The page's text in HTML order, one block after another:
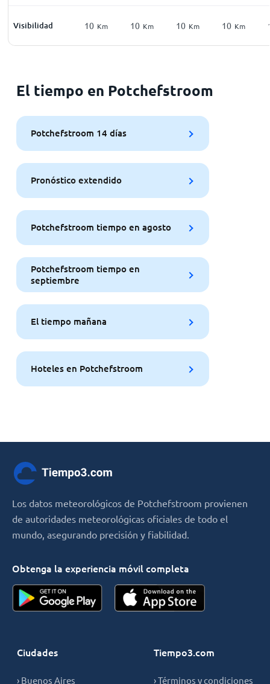
Visibilidad 10 Km 10 Km 10 Km 10 Km
El tiempo en Potchefstroom
Potchefstroom 14 días
Pronóstico extendido
Potchefstroom tiempo en agosto
Potchefstroom tiempo en
septiembre
El tiempo mañana
Hoteles en Potchefstroom
Los datos meteorológicos de Potchefstroom provienen
de autoridades meteorológicas oficiales de todo el
mundo, asegurando precisión y fiabilidad.
Obtenga la experiencia móvil completa
Ciudades
› Buenos Aires
Tiempo3.com
› Términos y condiciones